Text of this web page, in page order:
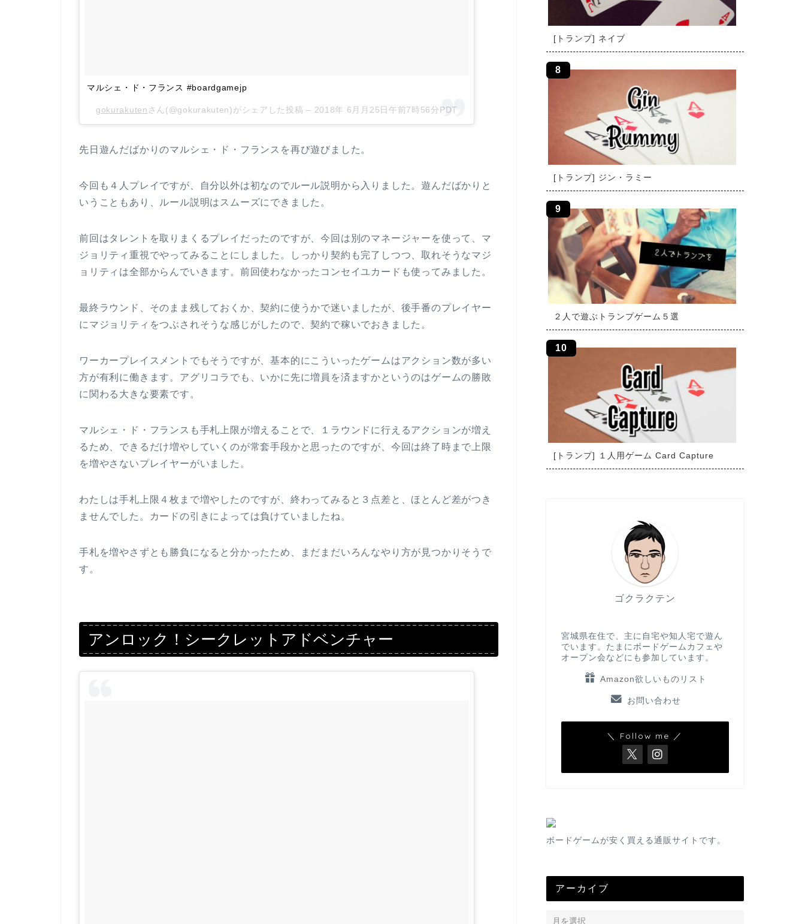
マルシェ・ド・フランス #boardgamejp
gokurakuten さん(@gokurakuten)がシェアした投稿 – 2018年 6月月25日午前7時56分PDT
先日遊んだばかりのマルシェ・ド・フランスを再び遊びました。
今回も４人プレイですが、自分以外は初なのでルール説明から入りました。遊んだばかりと
いうこともあり、ルール説明はスムーズにできました。
前回はタレントを取りまくるプレイだったのですが、今回は別のマネージャーを使って、マ
ジョリティ重視でやってみることにしました。しっかり契約も完了しつつ、取れそうなマジ
ョリティは全部からんでいきます。前回使わなかったコンセイユカードも使ってみました。
最終ラウンド、そのまま残しておくか、契約に使うかで迷いましたが、後手番のプレイヤー
にマジョリティをつぶされそうな感じがしたので、契約で稼いでおきました。
ワーカープレイスメントでもそうですが、基本的にこういったゲームはアクション数が多い
方が有利に働きます。アグリコラでも、いかに先に増員を済ますかというのはゲームの勝敗
に関わる大きな要素です。
マルシェ・ド・フランスも手札上限が増えることで、１ラウンドに行えるアクションが増え
るため、できるだけ増やしていくのが常套手段かと思ったのですが、今回は終了時まで上限
を増やさないプレイヤーがいました。
わたしは手札上限４枚まで増やしたのですが、終わってみると３点差と、ほとんど差がつき
ませんでした。カードの引きによっては負けていましたね。
手札を増やさずとも勝負になると分かったため、まだまだいろんなやり方が見つかりそうで
す。
アンロック！シークレットアドベンチャー
[トランプ] ネイブ
[トランプ] ジン・ラミー
２人で遊ぶトランプゲーム５選
[トランプ] １人用ゲーム Card Capture
ゴクラクテン
宮城県在住で、主に自宅や知人宅で遊ん
でいます。たまにボードゲームカフェや
オープン会などにも参加しています。
Amazon欲しいものリスト
お問い合わせ
＼ Follow me ／
ボードゲームが安く買える通販サイトです。
アーカイブ